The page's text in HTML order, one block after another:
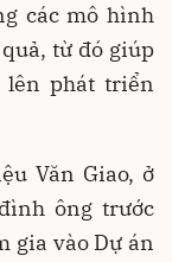
các mô hình
từ đó giúp
lên phát triển
Văn Giao, ở
ông trước
gia vào Dự án